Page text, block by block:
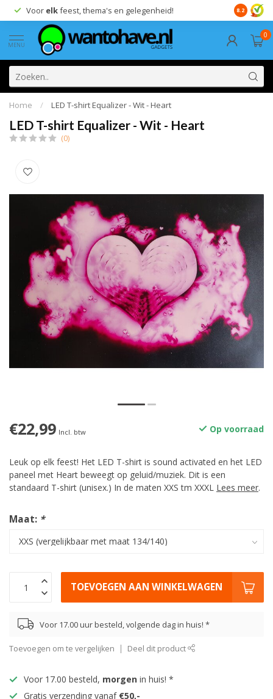
Voor elkfeest, thema's en gelegenheid! 8.2
MENU
0
Home / LED T-shirt Equalizer - Wit - Heart
LED T-shirt Equalizer - Wit - Heart
(0)
€22,99 Incl. btw Op voorraad
Leuk op elk feest! Het LED T-shirt is sound activated en het LED
paneel met Heart beweegt op geluid/muziek. Dit is een
standaard T-shirt (unisex.) In de maten XXS tm XXXL Lees meer.
Maat: *
TOEVOEGEN AAN WINKELWAGEN
Voor 17.00 uur besteld, volgende dag in huis! *
Toevoegen om te vergelijken Deel dit product
Voor 17.00 besteld, morgen in huis! *
Gratis verzending vanaf €50,-